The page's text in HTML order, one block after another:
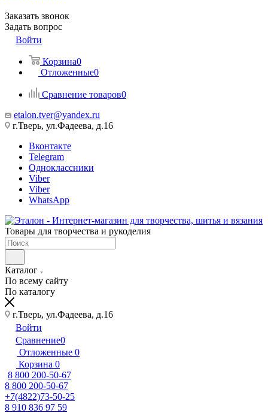
Заказать звонок
Задать вопрос
Войти
Корзина0
Отложенные0
Сравнение товаров0
etalon.tver@yandex.ru
г.Тверь, ул.Фадеева, д.16
Вконтакте
Telegram
Одноклассники
Viber
Viber
WhatsApp
Товары для творчества и рукоделия
Каталог
По всему сайту
По каталогу
г.Тверь, ул.Фадеева, д.16
Войти
Сравнение0
Отложенные 0
Корзина 0
8 800 200-50-67
8 800 200-50-67
+7(4822)73-50-25
8 910 836 97 59